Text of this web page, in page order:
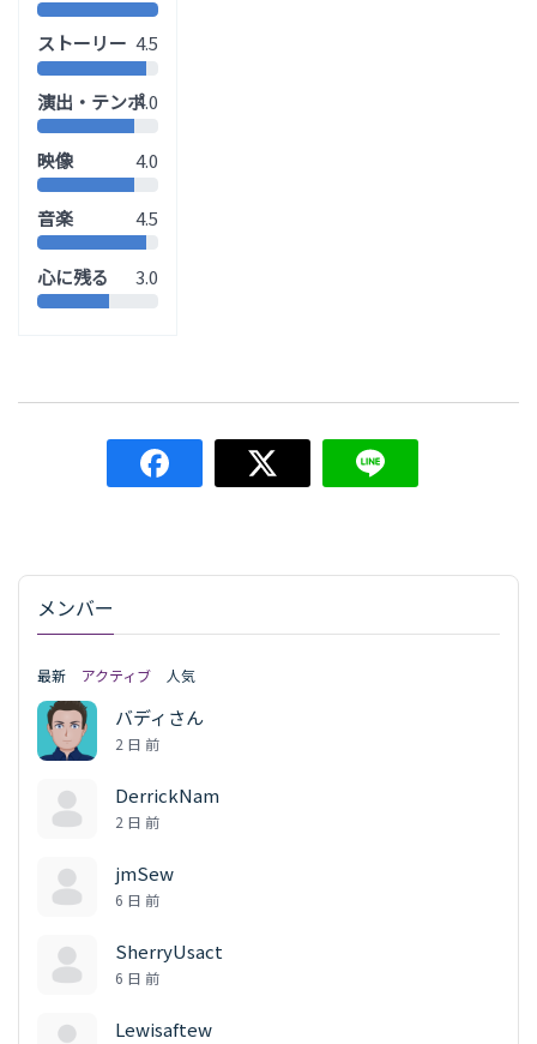
ストーリー 4.5
演出・テンポ4.0
映像 4.0
音楽 4.5
心に残る 3.0
メンバー
最新 アクティブ 人気
バディさん
2 日 前
DerrickNam
2 日 前
jmSew
6 日 前
SherryUsact
6 日 前
Lewisaftew